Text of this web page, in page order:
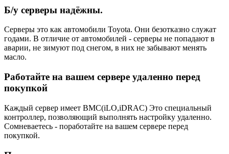
Б/у серверы надёжны.
Серверы это как автомобили Toyota. Они безотказно служат
годами. В отличие от автомобилей - серверы не попадают в
аварии, не зимуют под снегом, в них не забывают менять
масло.
Работайте на вашем сервере удаленно перед
покупкой
Каждый сервер имеет BMC(iLO,iDRAC) Это специальный
контроллер, позволяющий выполнять настройку удаленно.
Сомневаетесь - поработайте на вашем сервере перед
покупкой.